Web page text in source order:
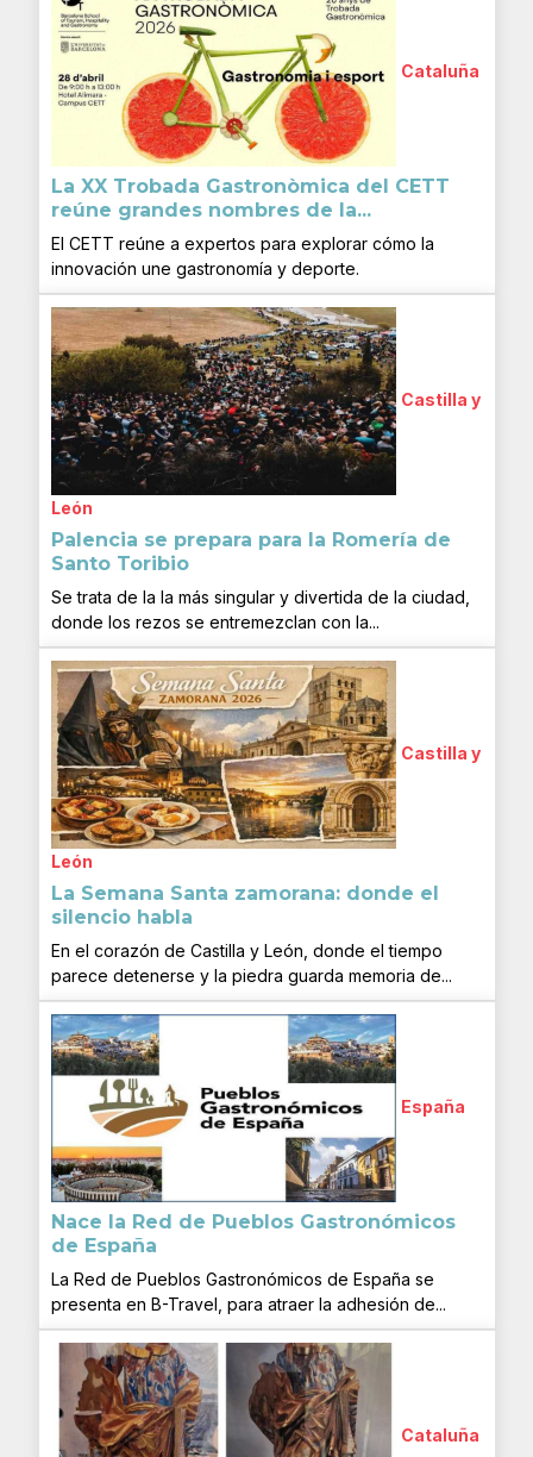
Cataluña
La XX Trobada Gastronòmica del CETT
reúne grandes nombres de la...
El CETT reúne a expertos para explorar cómo la
innovación une gastronomía y deporte.
Castilla y
León
Palencia se prepara para la Romería de
Santo Toribio
Se trata de la la más singular y divertida de la ciudad,
donde los rezos se entremezclan con la...
Castilla y
León
La Semana Santa zamorana: donde el
silencio habla
En el corazón de Castilla y León, donde el tiempo
parece detenerse y la piedra guarda memoria de...
España
Nace la Red de Pueblos Gastronómicos
de España
La Red de Pueblos Gastronómicos de España se
presenta en B-Travel, para atraer la adhesión de...
Cataluña